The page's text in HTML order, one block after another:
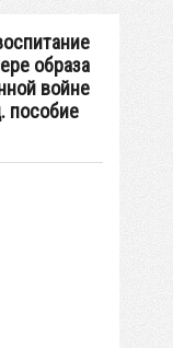
образа
войне
пособие